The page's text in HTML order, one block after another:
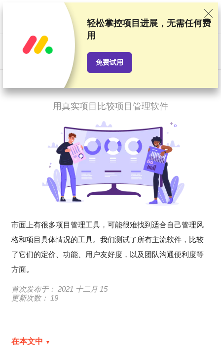
我们基于严格的测试和研究对服务提供商进行排名，同时也会考虑
用户反馈以及我们与提供商之间签订的商业协议。本页面包含联盟
2026 年 10 款最佳项目管理软件
用真实项目比较项目管理软件
市面上有很多项目管理工具，可能很难找到适合自己管理风
格和项目具体情况的工具。我们测试了所有主流软件，比较
了它们的定价、功能、用户友好度，以及团队沟通便利度等
方面。
首次发布于： 2021 十二月 15
更新次数： 19
在本文中
轻松掌控项目进展，无需任何费
用
免费试用